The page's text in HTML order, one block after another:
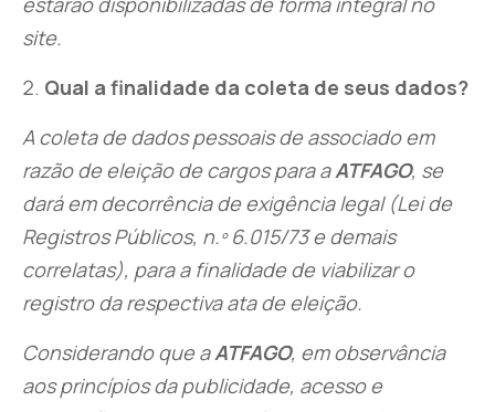
site.
Qual a finalidade da coleta de seus dados?
A coleta de dados pessoais de associado em
razão de eleição de cargos para aATFAGO, se
dará em decorrência de exigência legal (Lei de
Registros Públicos, n.º 6.015/73 e demais
correlatas), para a finalidade de viabilizar o
registro da respectiva ata de eleição.
Considerando que aATFAGO, em observância
aos princípios da publicidade, acesso e